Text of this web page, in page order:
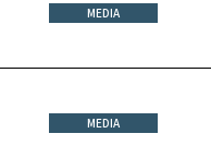
MEDIA
MEDIA